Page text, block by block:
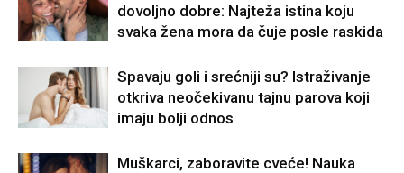
dovoljno dobre: Najteža istina koju
svaka žena mora da čuje posle raskida
Spavaju goli i srećniji su? Istraživanje
otkriva neočekivanu tajnu parova koji
imaju bolji odnos
Muškarci, zaboravite cveće! Nauka